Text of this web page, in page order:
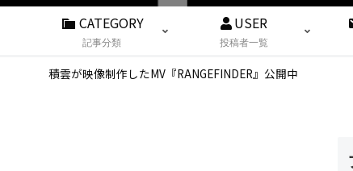
CATEGORY
記事分類
USER
投稿者一覧
積雲が映像制作したMV『RANGEFINDER』公開中